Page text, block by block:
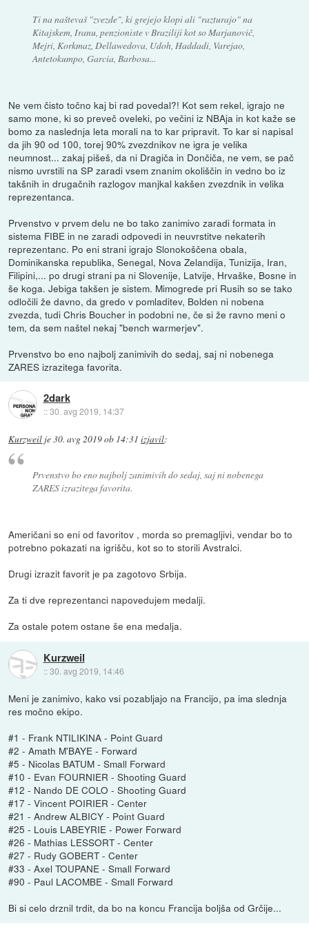
Ti na naštevaš "zvezde", ki grejejo klopi ali "razturajo" na
Kitajskem, Iranu, penzioniste v Braziliji kot so Marjanovič,
Mejri, Korkmaz, Dellawedova, Udoh, Haddadi, Varejao,
Antetokumpo, Garcia, Barbosa...
Ne vem čisto točno kaj bi rad povedal?! Kot sem rekel, igrajo ne
samo mone, ki so preveč oveleki, po večini iz NBAja in kot kaže se
bomo za naslednja leta morali na to kar pripravit. To kar si napisal
da jih 90 od 100, torej 90% zvezdnikov ne igra je velika
neumnost... zakaj pišeš, da ni Dragiča in Dončiča, ne vem, se pač
nismo uvrstili na SP zaradi vsem znanim okoliščin in vedno bo iz
takšnih in drugačnih razlogov manjkal kakšen zvezdnik in velika
reprezentanca.
Prvenstvo v prvem delu ne bo tako zanimivo zaradi formata in
sistema FIBE in ne zaradi odpovedi in neuvrstitve nekaterih
reprezentanc. Po eni strani igrajo Slonokoščena obala,
Dominikanska republika, Senegal, Nova Zelandija, Tunizija, Iran,
Filipini,... po drugi strani pa ni Slovenije, Latvije, Hrvaške, Bosne in
še koga. Jebiga takšen je sistem. Mimogrede pri Rusih so se tako
odločili že davno, da gredo v pomladitev, Bolden ni nobena
zvezda, tudi Chris Boucher in podobni ne, če si že ravno meni o
tem, da sem naštel nekaj "bench warmerjev".
Prvenstvo bo eno najbolj zanimivih do sedaj, saj ni nobenega
ZARES izrazitega favorita.
2dark
::30. avg 2019, 14:37
Kurzweil je30. avg 2019 ob 14:31 izjavil:
Prvenstvo bo eno najbolj zanimivih do sedaj, saj ni nobenega
ZARES izrazitega favorita.
Američani so eni od favoritov , morda so premagljivi, vendar bo to
potrebno pokazati na igrišču, kot so to storili Avstralci.
Drugi izrazit favorit je pa zagotovo Srbija.
Za ti dve reprezentanci napovedujem medalji.
Za ostale potem ostane še ena medalja.
Kurzweil
::30. avg 2019, 14:46
Meni je zanimivo, kako vsi pozabljajo na Francijo, pa ima slednja
res močno ekipo.
#1 - Frank NTILIKINA - Point Guard
#2 - Amath M'BAYE - Forward
#5 - Nicolas BATUM - Small Forward
#10 - Evan FOURNIER - Shooting Guard
#12 - Nando DE COLO - Shooting Guard
#17 - Vincent POIRIER - Center
#21 - Andrew ALBICY - Point Guard
#25 - Louis LABEYRIE - Power Forward
#26 - Mathias LESSORT - Center
#27 - Rudy GOBERT - Center
#33 - Axel TOUPANE - Small Forward
#90 - Paul LACOMBE - Small Forward
Bi si celo drznil trdit, da bo na koncu Francija boljša od Grčije...